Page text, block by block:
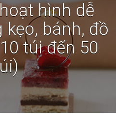
hình dễ
bánh, đồ
túi đến 50